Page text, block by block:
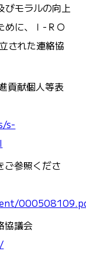
びモラルの向上
めに、Ｉ-ＲＯ
された連絡協
貢献個人等表
s-
ご参照くださ
協議会